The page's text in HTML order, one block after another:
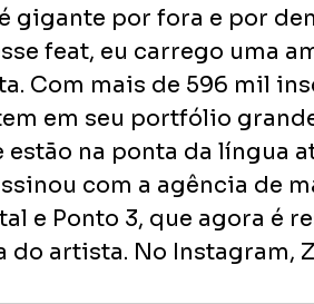
gigante por fora e por
feat, eu carrego uma
Com mais de 596 mil
em seu portfólio
na ponta da língua
com a agência de
e Ponto 3, que agora é
artista. No Instagram,